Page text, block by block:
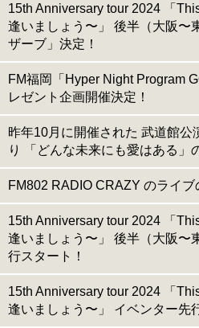
15th Anniversary tour 2024 「
逢いましょう〜」 後半（大阪〜
ザーブ」決定！
FM福岡「Hyper Night Program
レゼント企画開催決定！
昨年10月に開催された 武道館公
り 「どんな未来にも愛はある」
FM802 RADIO CRAZY のライブ
15th Anniversary tour 2024 「
逢いましょう〜」 後半（大阪〜
行スタート！
15th Anniversary tour 2024 「
逢いましょう〜」 イベンター先